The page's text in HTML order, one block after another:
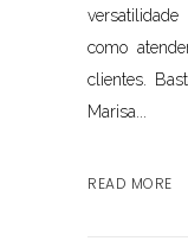
como
clientes.
Marisa...
READ MORE